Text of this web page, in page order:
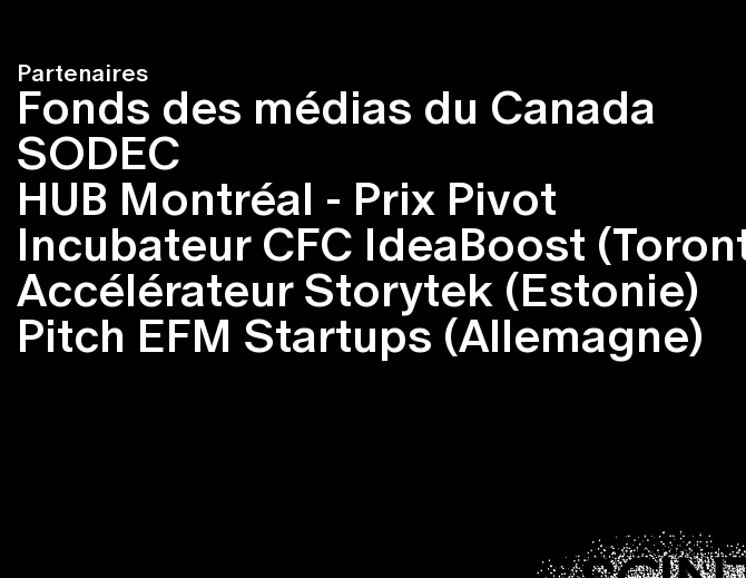
Partenaires
Fonds des médias du Canada
SODEC
HUB Montréal - Prix Pivot
Incubateur CFC IdeaBoost
Accélérateur Storytek (Estonie)
Pitch EFM Startups (Allemagne)